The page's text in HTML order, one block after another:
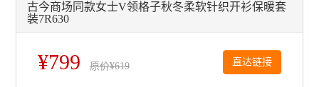
古今商场同款女士V领格子秋冬柔软针织开衫保暖套
装7R630
¥799 原价¥619 直达链接